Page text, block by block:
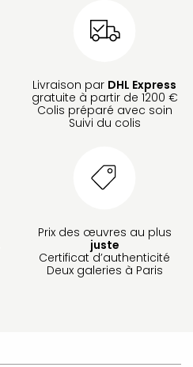
Livraison par DHL Express
gratuite à partir de 1200 €
Colis préparé avec soin
Suivi du colis
Prix des œuvres au plus
juste
Certificat d’authenticité
Deux galeries à Paris